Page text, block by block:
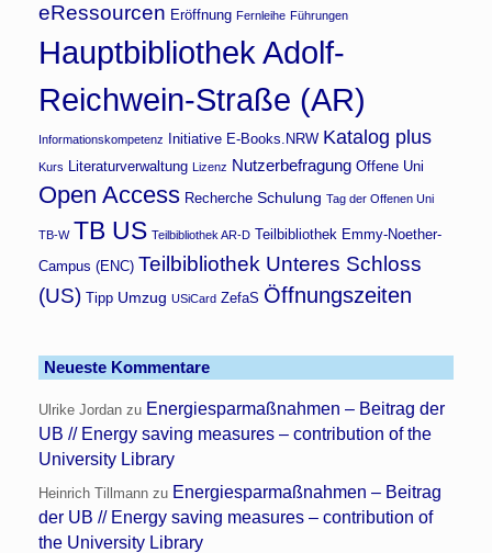
eRessourcen Eröffnung Fernleihe Führungen
Hauptbibliothek Adolf-
Reichwein-Straße (AR)
Informationskompetenz Initiative E-Books.NRW Katalog plus
Kurs Literaturverwaltung Lizenz Nutzerbefragung Offene Uni
Open Access Recherche Schulung Tag der Offenen Uni
TB-W TB US Teilbibliothek AR-D Teilbibliothek Emmy-Noether-
Campus (ENC) Teilbibliothek Unteres Schloss
(US)
Tipp Umzug USiCard ZefaS Öffnungszeiten
Neueste Kommentare
Ulrike Jordan zu Energiesparmaßnahmen – Beitrag der
UB // Energy saving measures – contribution of the
University Library
Heinrich Tillmann zu Energiesparmaßnahmen – Beitrag
der UB // Energy saving measures – contribution of
the University Library